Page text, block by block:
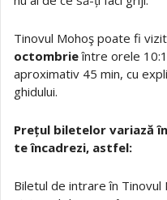
Tinovul Mohoş poate fi
octombrieîntre orele
aproximativ 45 min, cu
ghidului.
Prețul biletelor variază
te încadrezi, astfel:
Biletul de intrare în